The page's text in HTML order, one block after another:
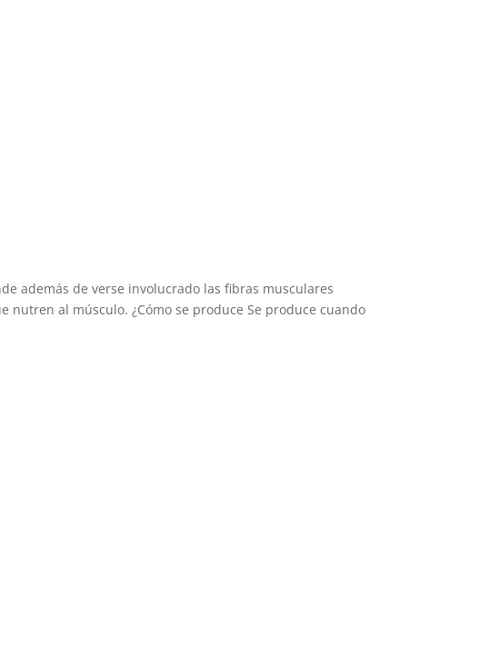
además de verse involucrado las fibras musculares
al músculo. ¿Cómo se produce Se produce cuando